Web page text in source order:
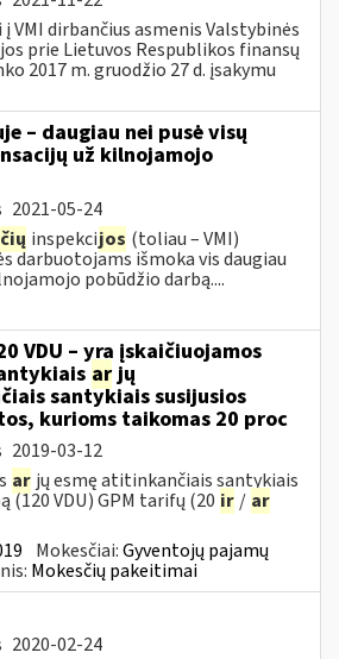
dirbančius asmenis Valstybinės
prie Lietuvos Respublikos finansų
2017 m. gruodžio 27 d. įsakymu
– daugiau nei pusė visų
už kilnojamojo
2021-05-24
inspekcijos (toliau – VMI)
darbuotojams išmoka vis daugiau
pobūdžio darbą....
VDU – yra įskaičiuojamos
arjų
santykiais susijusios
kurioms taikomas 20 proc
2019-03-12
ar jų esmę atitinkančiais santykiais
(120 VDU) GPM tarifų (20 ir / ar
Mokesčiai:Gyventojų pajamų
Mokesčių pakeitimai
2020-02-24